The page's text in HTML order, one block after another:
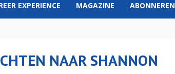
EXPERIENCE MAGAZINE ABONNEREN
NAAR SHANNON